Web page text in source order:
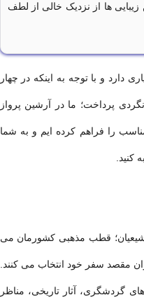
زیبایی ها از نزدیک خالی از لطف
دارد و با توجه به اینکه در چهار
پرداخت؛ ما در آرشین پرواز
را فراهم کرده ایم و به شما
کنید.
قطب مذهبی کشورمان می
مقصد سفر خود انتخاب می کنند.
گردشگری، آثار تاریخی، مناظر